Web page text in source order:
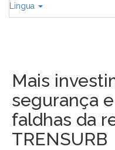
Lingua
Mais
segurança
faldhas da
TRENSURB